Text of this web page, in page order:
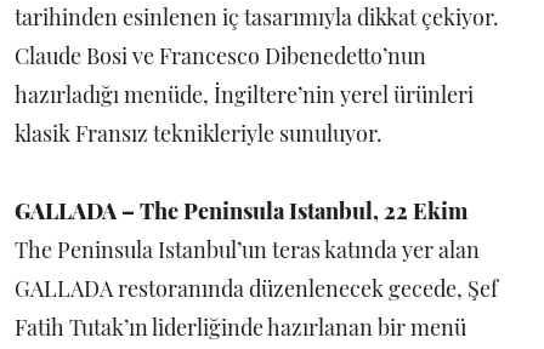
tarihinden esinlenen iç tasarımıyla dikkat çekiyor.
Claude Bosi ve Francesco Dibenedetto’nun
hazırladığı menüde, İngiltere’nin yerel ürünleri
klasik Fransız teknikleriyle sunuluyor.
GALLADA – The Peninsula Istanbul, 22 Ekim
The Peninsula Istanbul’un teras katında yer alan
GALLADA restoranında düzenlenecek gecede, Şef
Fatih Tutak’ın liderliğinde hazırlanan bir menü